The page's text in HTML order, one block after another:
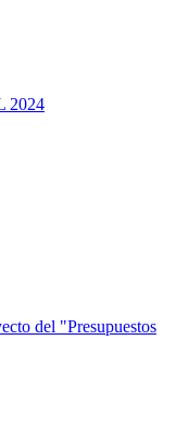
2024
del "Presupuestos